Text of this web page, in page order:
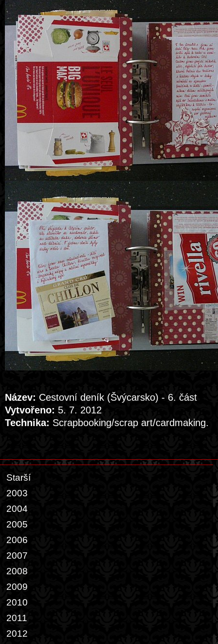
Název: Cestovní deník (Švýcarsko) - 6. část
Vytvořeno: 5. 7. 2012
Technika: Scrapbooking/scrap art/cardmaking.
Starší
2003
2004
2005
2006
2007
2008
2009
2010
2011
2012